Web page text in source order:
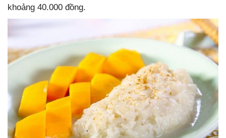
khoảng 40.000 đồng.